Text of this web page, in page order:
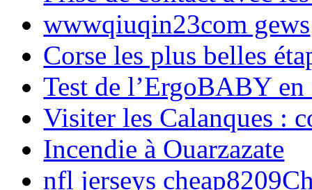
wwwqiuqin23com gews
Corse les plus belles
Test de l’ErgoBABY en
Visiter les Calanques :
Incendie à Ouarzazate
nfl jerseys